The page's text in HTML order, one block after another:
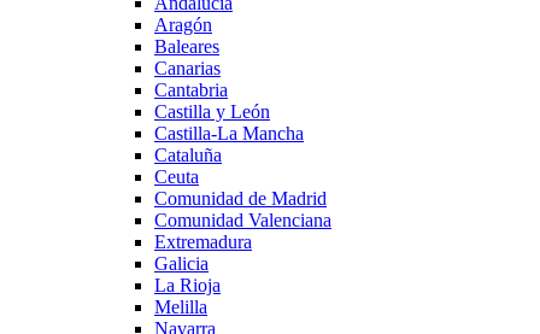
Aragón
Baleares
Canarias
Cantabria
Castilla y León
Castilla-La Mancha
Cataluña
Ceuta
Comunidad de Madrid
Comunidad Valenciana
Extremadura
Galicia
La Rioja
Melilla
Navarra